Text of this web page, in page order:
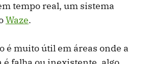
tempo real, um sistema
Waze.
é muito útil em áreas onde a